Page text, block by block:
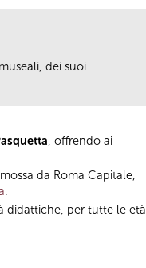
dei suoi
, offrendo ai
da Roma Capitale,
.
didattiche, per tutte le età